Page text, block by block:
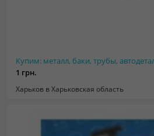
1 грн.
Харьков в Харьковская область